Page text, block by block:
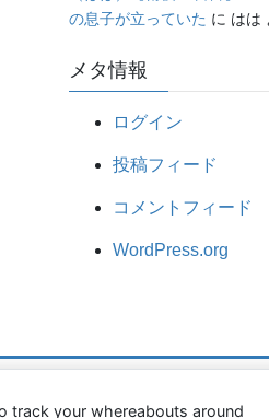
の息子が立っていた に はは
メタ情報
ログイン
投稿フィード
コメントフィード
WordPress.org
track your whereabouts around